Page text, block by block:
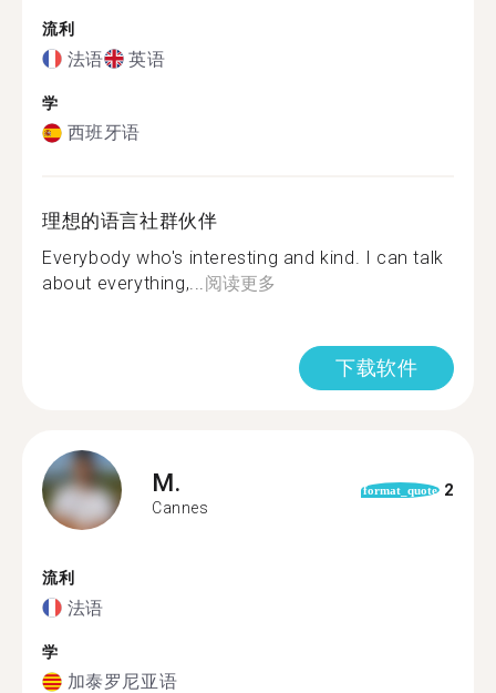
流利
法语 英语
学
西班牙语
理想的语言社群伙伴
Everybody who's interesting and kind. I can talk
about everything,...阅读更多
下载软件
M.
Cannes
format_quote 2
流利
法语
学
加泰罗尼亚语